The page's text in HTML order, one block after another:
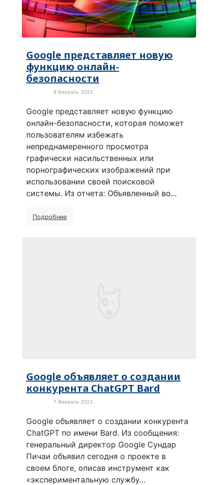
Google представляет новую
функцию онлайн-
безопасности
8 Февраль 2023
Google представляет новую функцию
онлайн-безопасности, которая поможет
пользователям избежать
непреднамеренного просмотра
графически насильственных или
порнографических изображений при
использовании своей поисковой
системы. Из отчета: Объявленный во...
Подробнее
Google объявляет о создании
конкурента ChatGPT Bard
7 Февраль 2023
Google объявляет о создании конкурента
ChatGPT по имени Bard. Из сообщения:
генеральный директор Google Сундар
Пичаи объявил сегодня о проекте в
своем блоге, описав инструмент как
«экспериментальную службу…